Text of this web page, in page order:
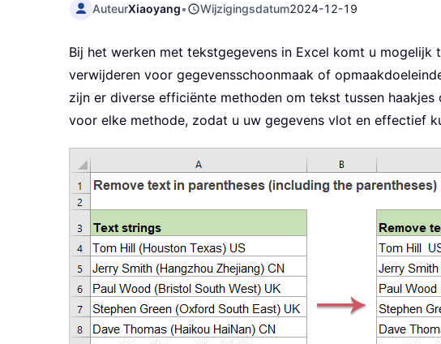
AuteurXiaoyang• Wijzigingsdatum2024-12-19
Bij het werken met tekstgegevens in Excel komt u
verwijderen voor gegevensschoonmaak of
zijn er diverse efficiënte methoden om tekst tussen
voor elke methode, zodat u uw gegevens vlot en effectief